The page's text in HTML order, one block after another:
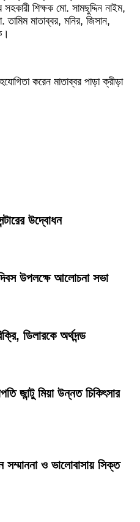
সহকারী শিক্ষক মো. সামছুদ্দিন নাইম,
মাতাব্বর, মনির, জিসান,
করেন মাতাব্বর পাড়া ক্রীড়া
উদ্বোধন
উপলক্ষে আলোচনা সভা
ডিলারকে অর্থদন্ড
জান্টু মিয়া উন্নত চিকিৎসার
সম্মাননা ও ভালোবাসায় সিক্ত